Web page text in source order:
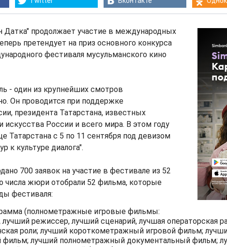
продолжает участие в международных
претендует на приз основного конкурса
фестиваля мусульманского кино
- один из крупнейших смотров
Он проводится при поддержке
президента Татарстана, известных
искусства России и всего мира. В этом году
Татарстана с 5 по 11 сентября под девизом
к культуре диалога".
700 заявок на участие в фестивале из 52
числа жюри отобрали 52 фильма, которые
фестиваля:
(полнометражные игровые фильмы:
режиссер, лучший сценарий, лучшая операторская
роли; лучший короткометражный игровой фильм;
фильм; лучший полнометражный документальный фильм;